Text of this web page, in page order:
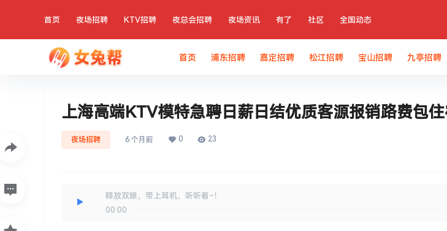
首页 夜场招聘 KTV招聘 夜总会招聘 夜场资讯 有了 社区 全国动态
首页 浦东招聘 嘉定招聘 松江招聘 宝山招聘 九亭招聘
上海高端KTV模特急聘日薪日结优质客源报销路费包
夜场招聘 6 个月前 0 23
释放双眼，带上耳机，听听看~！
00:00